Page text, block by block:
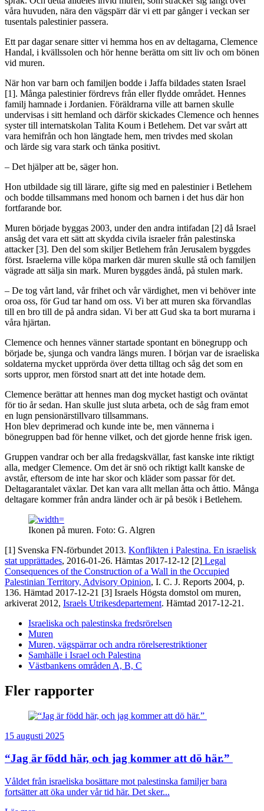
våra huvuden, nära den vägspärr där vi ett par gånger i veckan ser
tusentals palestinier passera.
Ett par dagar senare sitter vi hemma hos en av deltagarna, Clemence
Handal, i kvällssolen och hör henne berätta om sitt liv och om bönen
vid muren.
När hon var barn och familjen bodde i Jaffa bildades staten Israel
[1]. Många palestinier fördrevs från eller flydde området. Hennes
familj hamnade i Jordanien. Föräldrarna ville att barnen skulle
undervisas i sitt hemland och därför skickades Clemence och hennes
syster till internatskolan Talita Koum i Betlehem. Det var svårt att
vara hemifrån och hon längtade hem, men trivdes med skolan
och lärde sig vara stark och tänka positivt.
– Det hjälper att be, säger hon.
Hon utbildade sig till lärare, gifte sig med en palestinier i Betlehem
och bodde tillsammans med honom och barnen i det hus där hon
fortfarande bor.
Muren började byggas 2003, under den andra intifadan [2] då Israel
ansåg det vara ett sätt att skydda civila israeler från palestinska
attacker [3]. Den del som skiljer Betlehem från Jerusalem byggdes
först. Israelerna ville köpa marken där muren skulle stå och familjen
vägrade att sälja sin mark. Muren byggdes ändå, på stulen mark.
– De tog vårt land, vår frihet och vår värdighet, men vi behöver inte
oroa oss, för Gud tar hand om oss. Vi ber att muren ska förvandlas
till en bro till de på andra sidan. Vi ber att Gud ska ta bort murarna i
våra hjärtan.
Clemence och hennes vänner startade spontant en bönegrupp och
började be, sjunga och vandra längs muren. I början var de israeliska
soldaterna mycket upprörda över detta tilltag och såg det som en
sorts uppror, men förstod snart att det inte hotade dem.
Clemence berättar att hennes man dog mycket hastigt och oväntat
för tio år sedan. Han skulle just sluta arbeta, och de såg fram emot
en lugn pensionärstillvaro tillsammans.
Hon blev deprimerad och kunde inte be, men vännerna i
bönegruppen bad för henne vilket, och det gjorde henne frisk igen.
Gruppen vandrar och ber alla fredagskvällar, fast kanske inte riktigt
alla, medger Clemence. Om det är snö och riktigt kallt kanske de
avstår, eftersom de inte har skor och kläder som passar för det.
Deltagarantalet växlar. Det kan vara allt mellan åtta och åttio. Många
deltagare kommer från andra länder och är på besök i Betlehem.
Ikonen på muren. Foto: G. Algren
[1] Svenska FN-förbundet 2013. Konflikten i Palestina. En israelisk
stat upprättades, 2016-01-26. Hämtas 2017-12-12 [2] Legal
Consequences of the Construction of a Wall in the Occupied
Palestinian Territory, Advisory Opinion, I. C. J. Reports 2004, p.
136. Hämtad 2017-12-21 [3] Israels Högsta domstol om muren,
arkiverat 2012, Israels Utrikesdepartement. Hämtad 2017-12-21.
Israeliska och palestinska fredsrörelsen
Muren
Muren, vägspärrar och andra rörelserestriktioner
Samhälle i Israel och Palestina
Västbankens områden A, B, C
Fler rapporter
15 augusti 2025
“Jag är född här, och jag kommer att dö här.”
Våldet från israeliska bosättare mot palestinska familjer bara
fortsätter att öka under vår tid här. Det sker...